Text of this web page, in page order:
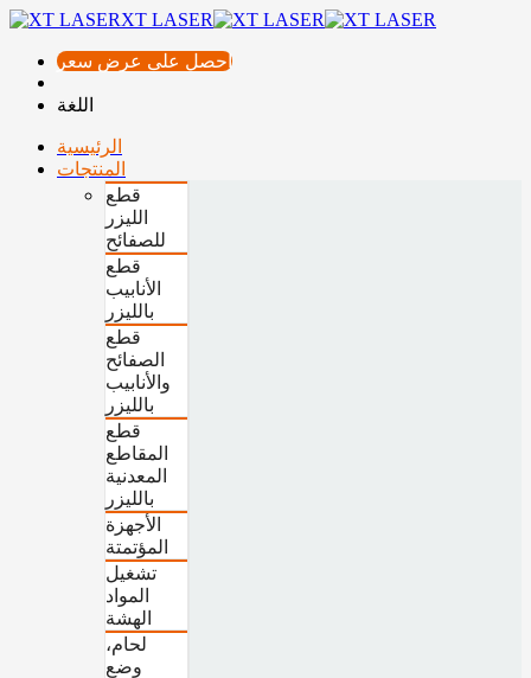
XT LASER
احصل على عرض سعر
اللغة
الرئيسية
المنتجات
قطع
الليزر
للصفائح
قطع
الأنابيب
بالليزر
قطع
الصفائح
والأنابيب
بالليزر
قطع
المقاطع
المعدنية
بالليزر
الأجهزة
المؤتمتة
تشغيل
المواد
الهشة
لحام،
وضع